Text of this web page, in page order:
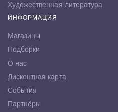
Художественная литература
ИНФОРМАЦИЯ
Магазины
Подборки
О нас
Дисконтная карта
События
Партнёры